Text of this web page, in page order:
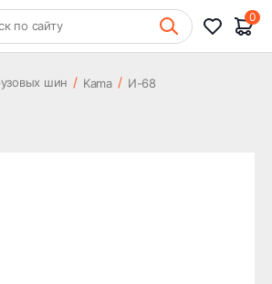
Шиномонтаж
по сайту
0
шин / Kama / И-68